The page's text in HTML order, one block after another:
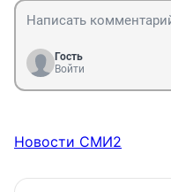
Гость
Войти
Новости СМИ2